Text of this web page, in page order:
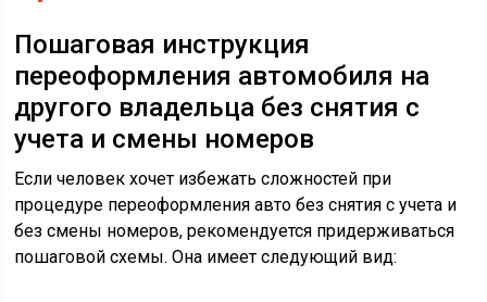
Пошаговая инструкция
переоформления автомобиля на
другого владельца без снятия с
учета и смены номеров
Если человек хочет избежать сложностей при
процедуре переоформления авто без снятия с учета и
без смены номеров, рекомендуется придерживаться
пошаговой схемы. Она имеет следующий вид: